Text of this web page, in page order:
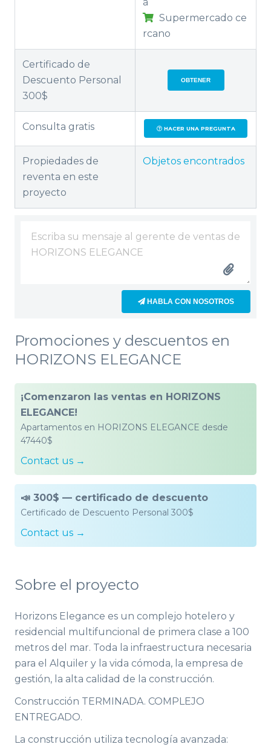
Supermercado ce
rcano
Certificado de
Descuento Personal
300$
OBTENER
Consulta gratis HACER UNA PREGUNTA
Propiedades de
reventa en este
proyecto
Objetos encontrados
HABLA CON NOSOTROS
Promociones y descuentos en
HORIZONS ELEGANCE
¡Comenzaron las ventas en HORIZONS
ELEGANCE!
Apartamentos en HORIZONS ELEGANCE desde
47440$
Contact us →
📣 300$ — сertificado de descuento
Certificado de Descuento Personal 300$
Contact us →
Sobre el proyecto
Horizons Elegance es un complejo hotelero y
residencial multifuncional de primera clase a 100
metros del mar. Toda la infraestructura necesaria
para el Alquiler y la vida cómoda, la empresa de
gestión, la alta calidad de la construcción.
Construcción TERMINADA. COMPLEJO
ENTREGADO.
La construcción utiliza tecnología avanzada: